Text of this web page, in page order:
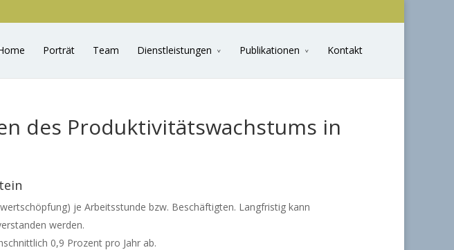
Porträt Team Dienstleistungen Publikationen Kontakt
des Produktivitätswachstums in
je Arbeitsstunde bzw. Beschäftigten. Langfristig kann
werden.
0,9 Prozent pro Jahr ab.